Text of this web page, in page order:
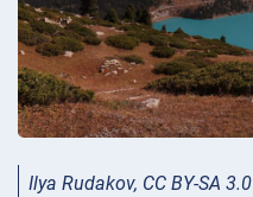
Ilya Rudakov, CC BY-SA 3.0